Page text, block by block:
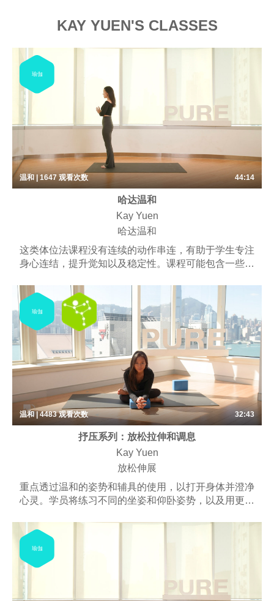
KAY YUEN'S CLASSES
瑜伽
温和 | 1647观看次数 44:14
哈达温和
Kay Yuen
哈达温和
这类体位法课程没有连续的动作串连，有助于学生专注
身心连结，提升觉知以及稳定性。课程可能包含一些呼
瑜伽
温和 | 4483观看次数 32:43
抒压系列：放松拉伸和调息
Kay Yuen
放松伸展
重点透过温和的姿势和辅具的使用，以打开身体并澄净
心灵。学员将练习不同的坐姿和仰卧姿势，以及用更长
想。
瑜伽